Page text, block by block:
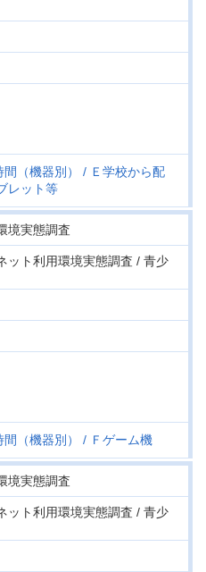
（機器別）
Ｅ学校から配
レット等
境実態調査
ット利用環境実態調査 / 青少
（機器別） Ｆゲーム機
境実態調査
ット利用環境実態調査 / 青少